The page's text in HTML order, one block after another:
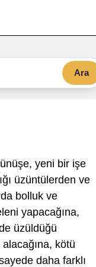
Ara
yeni bir işe
üzüntülerden ve
bolluk ve
yapacağına,
üzüldüğü
kötü
daha farklı